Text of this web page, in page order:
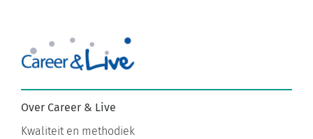
Over Career & Live
Kwaliteit en methodiek